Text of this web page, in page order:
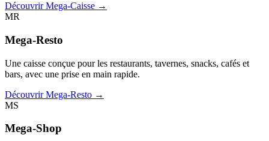
Découvrir Mega-Caisse →
MR
Mega-Resto
Une caisse conçue pour les restaurants, tavernes, snacks, cafés et
bars, avec une prise en main rapide.
Découvrir Mega-Resto →
MS
Mega-Shop